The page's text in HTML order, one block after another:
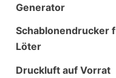
Generator
Schablonendrucker
Löter
Druckluft auf Vorrat